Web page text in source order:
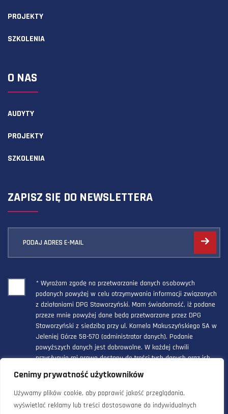
Cenimy prywatność użytkowników
Używamy plików cookie, aby poprawić jakość przeglądania,
wyświetlać reklamy lub treści dostosowane do indywidualnych
PROJEKTY
SZKOLENIA
O NAS
AUDYTY
PROJEKTY
SZKOLENIA
ZAPISZ SIĘ DO NEWSLETTERA
PODAJ ADRES E-MAIL
* Wyrażam zgodę na przetwarzanie danych osobowych
podanych powyżej w celu otrzymywania informacji związanych
z działaniami DPG Staworzyński. Mam świadomość, iż podane
przeze mnie powyżej dane będą przetwarzane przez DPG
Staworzyński z siedzibą przy ul. Kornela Makuszyńskiego 5A w
Jeleniej Górze 58-570 (administrator danych). Podanie
powyższych danych jest dobrowolne. W każdej chwili
przysługuje mi prawo dostępu do treści tych danych oraz ich
poprawienia, a powyższa zgoda może być odwołana w każdym
czasie.